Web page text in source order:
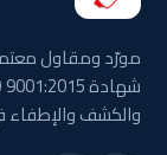
مورّد ومقاول
والكشف والإطفاء